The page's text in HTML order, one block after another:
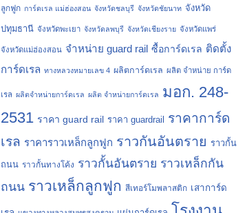
ลูกฟูก การ์ดเรล แม่ฮ่องสอน จังหวัดชลบุรี จังหวัดชัยนาท จังหวัด
ปทุมธานี จังหวัดพะเยา จังหวัดลพบุรี จังหวัดเชียงราย จังหวัดแพร่
จังหวัดแม่ฮ่องสอน จำหน่าย guard rail ซื้อการ์ดเรล ติดตั้ง
การ์ดเรล ทางหลวงหมายเลข 4 ผลิตการ์ดเรล ผลิต จำหน่าย การ์ด
เรล ผลิตจำหน่ายการ์ดเรล ผลิต จำหน่ายการ์ดเรล มอก. 248-
2531 ราคา guard rail ราคา guardrail
ราคาการ์ด
เรล ราคาราวเหล็กลูกฟูก ราวกันอันตราย ราวกั้น
ถนน ราวกั้นทางโค้ง ราวกั้นอันตราย ราวเหล็กกัน
ถนน ราวเหล็กลูกฟูก สีเทอร์โมพลาสติก เสาการ์ด